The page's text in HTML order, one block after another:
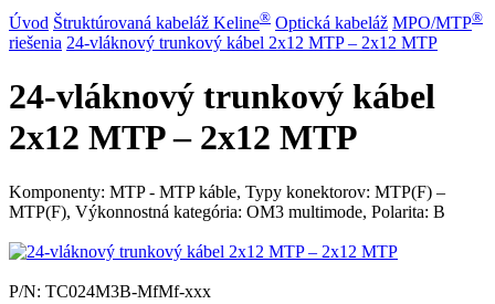
Úvod Štruktúrovaná kabeláž Keline® Optická kabeláž MPO/MTP®
riešenia 24-vláknový trunkový kábel 2x12 MTP – 2x12 MTP
24-vláknový trunkový kábel
2x12 MTP – 2x12 MTP
Komponenty: MTP - MTP káble, Typy konektorov: MTP(F) –
MTP(F), Výkonnostná kategória: OM3 multimode, Polarita: B
P/N: TC024M3B-MfMf-xxx